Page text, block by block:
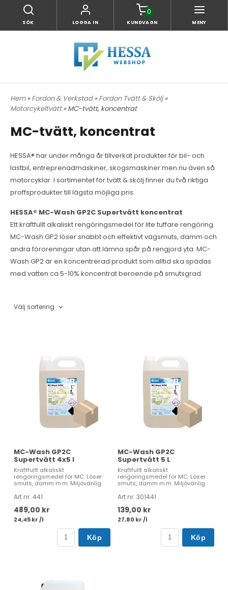
SÖK LOGGA IN
0
KUNDVAGN MENY
Hem»Fordon & Verkstad»Fordon Tvätt & Skölj»
Motorcykeltvätt» MC-tvätt, koncentrat
MC-tvätt, koncentrat
HESSA® har under många år tillverkat produkter för bil- och
lastbil, entreprenadmaskiner, skogsmaskiner men nu även så
motorcyklar. I sortimentet för tvätt & skölj finner du två riktiga
proffsprodukter till lägsta möjliga pris.
HESSA® MC-Wash GP2C Supertvätt koncentrat
Ett kraftfullt alkaliskt rengöringsmedel för lite tuffare rengöring.
MC-Wash GP2 löser snabbt och effektivt vägsmuts, damm och
andra föroreningar utan att lämna spår på rengjord yta. MC-
Wash GP2 är en koncentrerad produkt som alltid ska spädas
med vatten ca 5-10% koncentrat beroende på smutsgrad.
Välj sortering
MC-Wash GP2C
Supertvätt 4x5 l
Kraftfullt alkaliskt
rengöringsmedel för MC. Löser
smuts, damm m.m. Miljövänlig.
Art nr. 441
489,00 kr
24,45 kr /l
Köp
MC-Wash GP2C
Supertvätt 5 L
Kraftfullt alkaliskt
rengöringsmedel för MC. Löser
smuts, damm m.m. Miljövänlig.
Art nr. 301441
139,00 kr
27,80 kr /l
Köp